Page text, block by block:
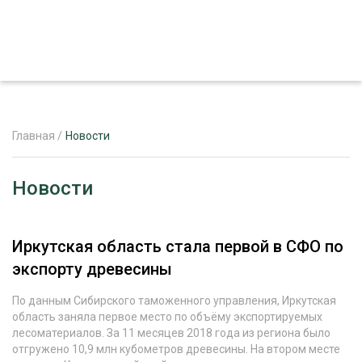
ЛЕСНОЕ ХОЗЯЙСТВО
ЛЕСОЗАГОТОВКА
ЭКСПЕРТНОЕ МНЕНИЕ
Главная / Новости
Новости
Иркутская область стала первой в СФО по
экспорту древесины
По данным Сибирского таможенного управления, Иркутская
область заняла первое место по объёму экспортируемых
лесоматериалов. За 11 месяцев 2018 года из региона было
отгружено 10,9 млн кубометров древесины. На втором месте